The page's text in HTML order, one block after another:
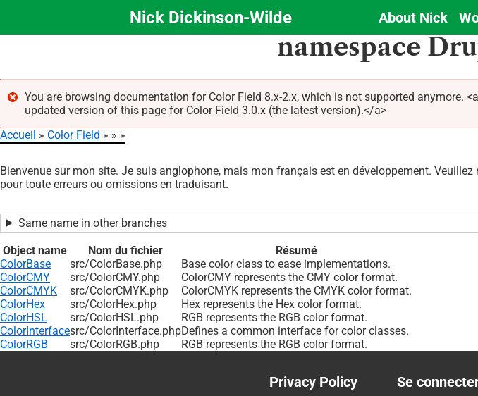
Aller
principal
Nick Dickinson-Wilde
Main
navigation
About Nick
namespace
Message
d'erreur
You are browsing documentation for Color Field 8.x-2.x, which is not supported
updated version of this page for Color Field 3.0.x (the latest version).</a>
d'Ariane
Accueil Color Field
Bienvenue sur mon site. Je suis anglophone, mais mon français est en développement.
pour toute erreurs ou omissions en traduisant.
Same name in other branches
Object name Nom du fichier
Résumé
ColorBase
src/ColorBase.php
Base color class to ease implementations.
ColorCMY
src/ColorCMY.php
ColorCMY represents the CMY color format.
ColorCMYK
src/ColorCMYK.php
ColorCMYK represents the CMYK color format.
ColorHex
src/ColorHex.php
Hex represents the Hex color format.
ColorHSL
src/ColorHSL.php
RGB represents the RGB color format.
ColorInterfacesrc/ColorInterface.phpDefines a common interface for color classes.
ColorRGB
src/ColorRGB.php RGB represents the RGB color format.
Privacy Policy Se